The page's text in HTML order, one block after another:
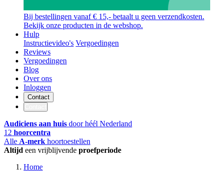
Bij bestellingen vanaf € 15,- betaalt u geen verzendkosten.
Bekijk onze producten in de webshop.
Hulp
Instructievideo's Vergoedingen
Reviews
Vergoedingen
Blog
Over ons
Inloggen
Contact
Audiciens aan huis door héél Nederland
12 hoorcentra
Alle A-merk hoortoestellen
Altijd een vrijblijvende proefperiode
Home